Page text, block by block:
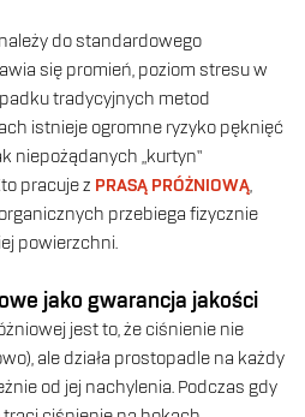
do standardowego
się promień, poziom stresu w
tradycyjnych metod
istnieje ogromne ryzyko pęknięć
niepożądanych „kurtyn”
pracuje z PRASĄ PRÓŻNIOWĄ,
przebiega fizycznie
powierzchni.
jako gwarancja jakości
jest to, że ciśnienie nie
ale działa prostopadle na każdy
od jej nachylenia. Podczas gdy